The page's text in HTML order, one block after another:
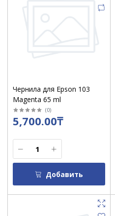
Чернила для Epson 103
Magenta 65 ml
(0)
5,700.00₸
Добавить